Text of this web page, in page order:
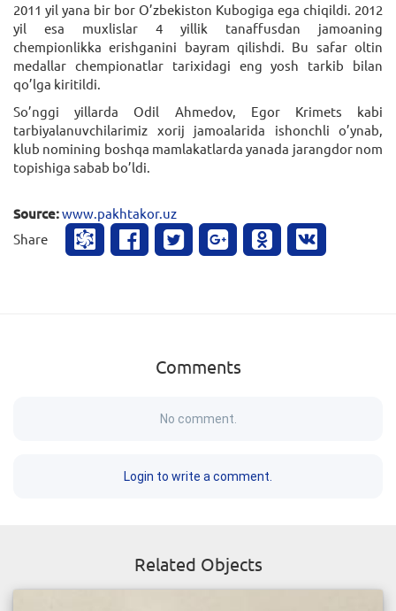
2011 yil yana bir bor O’zbekiston Kubogiga ega chiqildi. 2012
yil esa muxlislar 4 yillik tanaffusdan jamoaning
chempionlikka erishganini bayram qilishdi. Bu safar oltin
medallar chempionatlar tarixidagi eng yosh tarkib bilan
qo’lga kiritildi.
So’nggi yillarda Odil Ahmedov, Egor Krimets kabi
tarbiyalanuvchilarimiz xorij jamoalarida ishonchli o’ynab,
klub nomining boshqa mamlakatlarda yanada jarangdor nom
topishiga sabab bo’ldi.
Source:www.pakhtakor.uz
Share
Comments
No comment.
Login to write a comment.
Related Objects